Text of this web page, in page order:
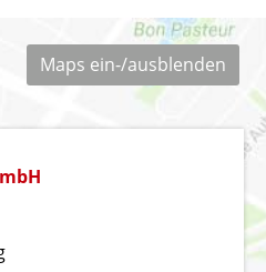
Maps ein-/ausblenden